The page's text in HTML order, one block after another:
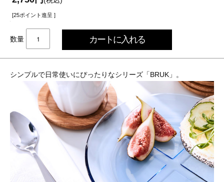
[25ポイント進呈 ]
数量
シンプルで日常使いにぴったりなシリーズ「BRUK」。